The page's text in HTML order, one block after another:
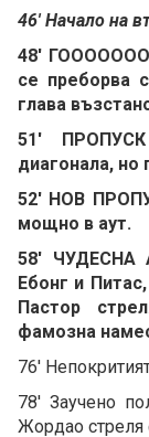
46' Начало на
48'
се преборва
глава
51'
диагонала, но
52' НОВ
мощно в аут.
58' ЧУДЕСНА
Ебонг и
Пастор
фамозна
76'
78' Заучено
Жордао стреля